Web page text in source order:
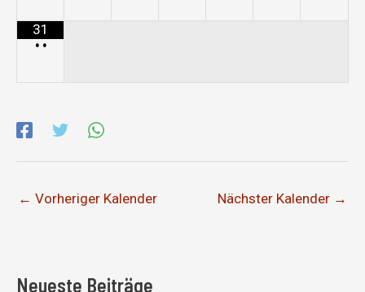
31
• •
← Vorheriger Kalender Nächster Kalender →
Neueste Beiträge